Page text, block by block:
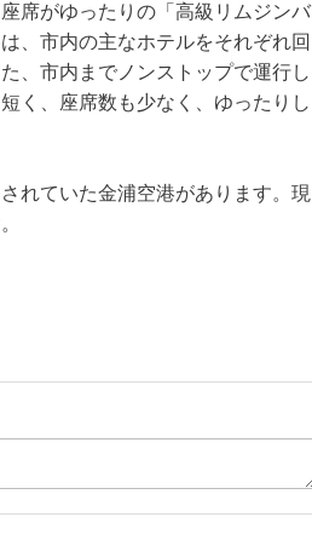
席がゆったりの「高級リムジンバ
、市内の主なホテルをそれぞれ回
、市内までノンストップで運行し
く、座席数も少なく、ゆったりし
れていた金浦空港があります。現